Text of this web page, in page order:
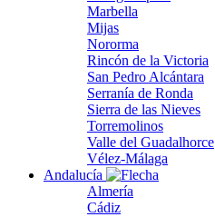
Marbella
Mijas
Nororma
Rincón de la Victoria
San Pedro Alcántara
Serranía de Ronda
Sierra de las Nieves
Torremolinos
Valle del Guadalhorce
Vélez-Málaga
Andalucía
Almería
Cádiz